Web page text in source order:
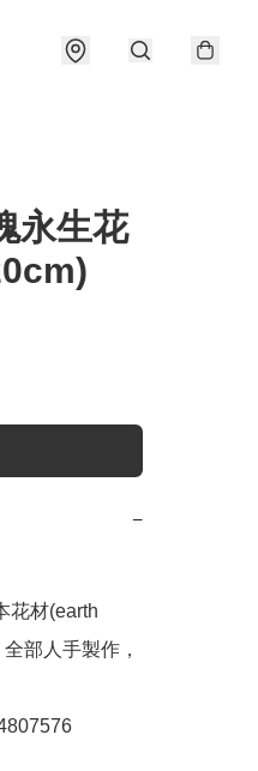
永生花
−
花材(earth
部人手製作，